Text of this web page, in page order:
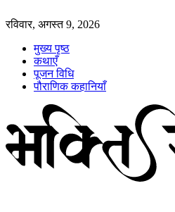
रविवार, अगस्त 9, 2026
मुख्य पृष्ठ
कथाएँ
पूजन विधि
पौराणिक कहानियाँ